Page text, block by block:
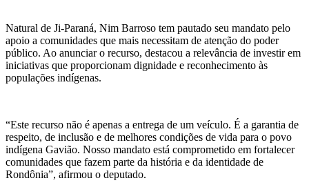
Natural de Ji-Paraná, Nim Barroso tem pautado seu mandato pelo
apoio a comunidades que mais necessitam de atenção do poder
público. Ao anunciar o recurso, destacou a relevância de investir em
iniciativas que proporcionam dignidade e reconhecimento às
populações indígenas.
“Este recurso não é apenas a entrega de um veículo. É a garantia de
respeito, de inclusão e de melhores condições de vida para o povo
indígena Gavião. Nosso mandato está comprometido em fortalecer
comunidades que fazem parte da história e da identidade de
Rondônia”, afirmou o deputado.